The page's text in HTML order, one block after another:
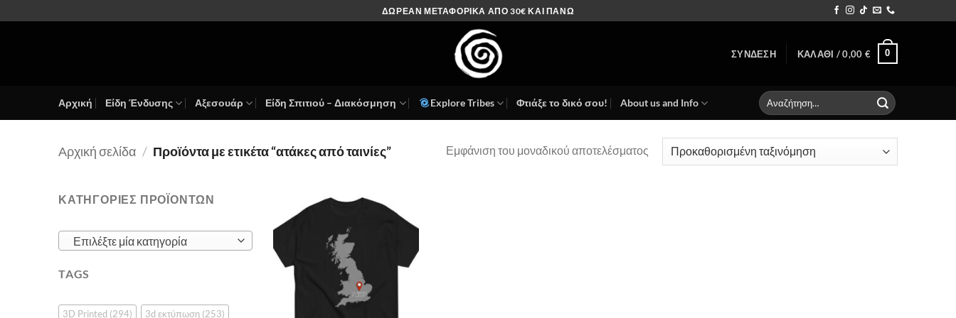
στο
ΔΩΡΕΑΝ ΜΕΤΑΦΟΡΙΚΑ ΑΠΟ 30€ ΚΑΙ ΠΑΝΩ
ΣΎΝΔΕΣΗ ΚΑΛΆΘΙ /0,00 € 0
Αρχική Είδη Ένδυσης Αξεσουάρ Είδη Σπιτιού – Διακόσμηση Explore Tribes Φτιάξε το δικό σου! About us and Info
Αναζήτηση
για:
Αρχική σελίδα / Προϊόντα με ετικέτα “ατάκες από ταινίες” Εμφάνιση του μοναδικού αποτελέσματος
ΚΑΤΗΓΟΡΙΕΣ ΠΡΟΪΟΝΤΩΝ
Επιλέξτε μία κατηγορία
TAGS
3D Printed (294) 3d εκτύπωση (253)